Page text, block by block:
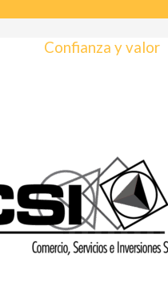
Confianza y valor